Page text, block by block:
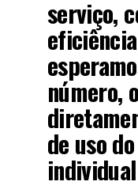
serviço,
número,
de uso